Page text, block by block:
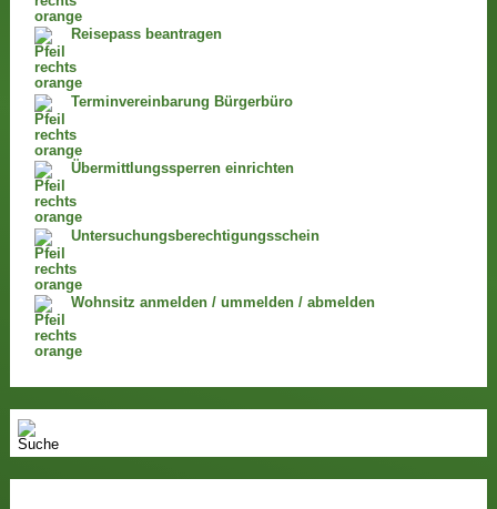
Reisepass beantragen
Terminvereinbarung Bürgerbüro
Übermittlungssperren einrichten
Untersuchungsberechtigungsschein
Wohnsitz anmelden / ummelden / abmelden